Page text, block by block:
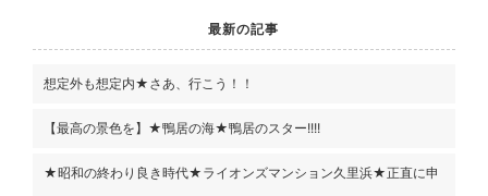
最新の記事
想定外も想定内★さあ、行こう！！
【最高の景色を】★鴨居の海★鴨居のスター!!!!
★昭和の終わり良き時代★ライオンズマンション久里浜★正直に申